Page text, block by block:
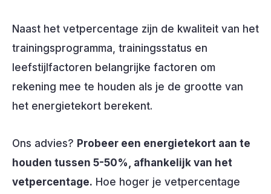
Naast het vetpercentage zijn de kwaliteit van het
trainingsprogramma, trainingsstatus en
leefstijlfactoren belangrijke factoren om
rekening mee te houden als je de grootte van
het energietekort berekent.
Ons advies? Probeer een energietekort aan te
houden tussen 5-50%, afhankelijk van het
vetpercentage. Hoe hoger je vetpercentage